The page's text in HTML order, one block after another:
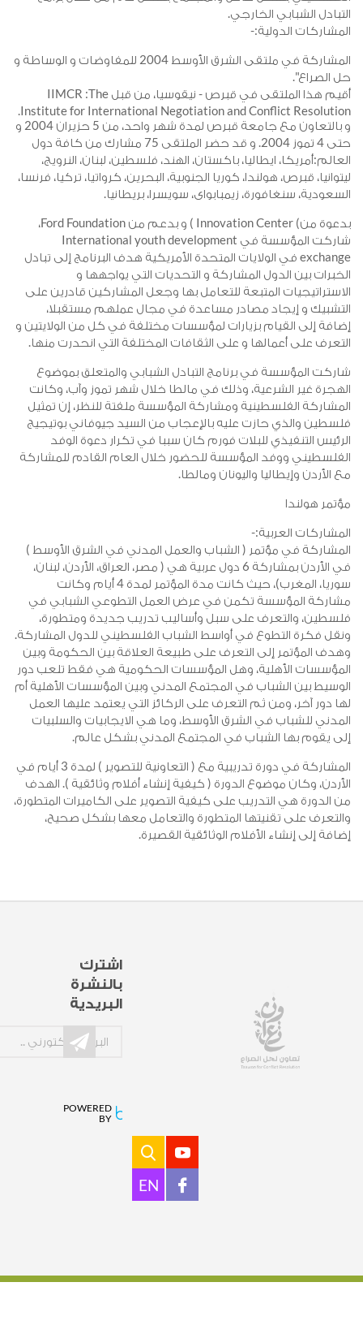
الشبابي الخارجي.
الدولية:-
المشاركة في ملتقى الشرق الأوسط 2004 للمفاوضات و الوساطة و
الصراع".
أقيم هذا الملتقى في قبرص - نيقوسيا، من قبل IIMCR :The
Institute for International Negotiation and Conflict Resolution.
و بالتعاون مع جامعة قبرص لمدة شهر واحد، من 5 حزيران 2004 و
حتى 4 تموز 2004. و قد حضر الملتقى 75 مشارك من كافة دول
ايطاليا، باكستان، الهند، فلسطين، لبنان، النرويج،
قبرص، هولندا، كوريا الجنوبية، البحرين، كرواتيا، تركيا، فرنسا،
سنغافورة، زيمبابواى، سويسرا، بريطانيا.
بدعوة من) Innovation Center ) و بدعم من Ford Foundation،
شاركت المؤسسة في International youth development
exchange في الولايات المتحدة الأمريكية هدف البرنامج إلى تبادل
بين الدول المشاركة و التحديات التي يواجهها و
المتبعة للتعامل بها وجعل المشاركين قادرين على
و إيجاد مصادر مساعدة في مجال عملهم مستقبلا،
إلى القيام بزيارات لمؤسسات مختلفة في كل من الولايتين و
على أعمالها و على الثقافات المختلفة التي انحدرت منها.
المؤسسة في برنامج التبادل الشبابي والمتعلق بموضوع
غير الشرعية، وذلك في مالطا خلال شهر تموز وآب، وكانت
الفلسطينية ومشاركة المؤسسة ملفتة للنظر، إن تمثيل
والذي حازت عليه بالإعجاب من السيد جيوفاني بوتيجيج
التنفيذي للبلات فورم كان سببا في تكرار دعوة الوفد
ووفد المؤسسة للحضور خلال العام القادم للمشاركة
الأردن وإيطاليا واليونان ومالطا.
هولندا
العربية:-
في مؤتمر ( الشباب والعمل المدني في الشرق الأوسط )
في الأردن بمشاركة 6 دول عربية هي ( مصر، العراق، الأردن، لبنان،
سوريا، المغرب)، حيث كانت مدة المؤتمر لمدة 4 أيام وكانت
المؤسسة تكمن في عرض العمل التطوعي الشبابي في
والتعرف على سبل وأساليب تدريب جديدة ومتطورة،
فكرة التطوع في أواسط الشباب الفلسطيني للدول المشاركة.
المؤتمر إلى التعرف على طبيعة العلاقة بين الحكومة وبين
الأهلية، وهل المؤسسات الحكومية هي فقط تلعب دور
بين الشباب في المجتمع المدني وبين المؤسسات الأهلية أم
دور آخر، ومن ثم التعرف على الركائز التي يعتمد عليها العمل
للشباب في الشرق الأوسط، وما هي الايجابيات والسلبيات
يقوم بها الشباب في المجتمع المدني بشكل عالم.
المشاركة في دورة تدريبية مع ( التعاونية للتصوير ) لمدة 3 أيام في
وكان موضوع الدورة ( كيفية إنشاء أفلام وثائقية ). الهدف
الدورة هي التدريب على كيفية التصوير على الكاميرات المتطورة،
على تقنيتها المتطورة والتعامل معها بشكل صحيح،
إلى إنشاء الأفلام الوثائقية القصيرة.
اشترك
بالنشرة
البريدية
POWERED
BY
EN